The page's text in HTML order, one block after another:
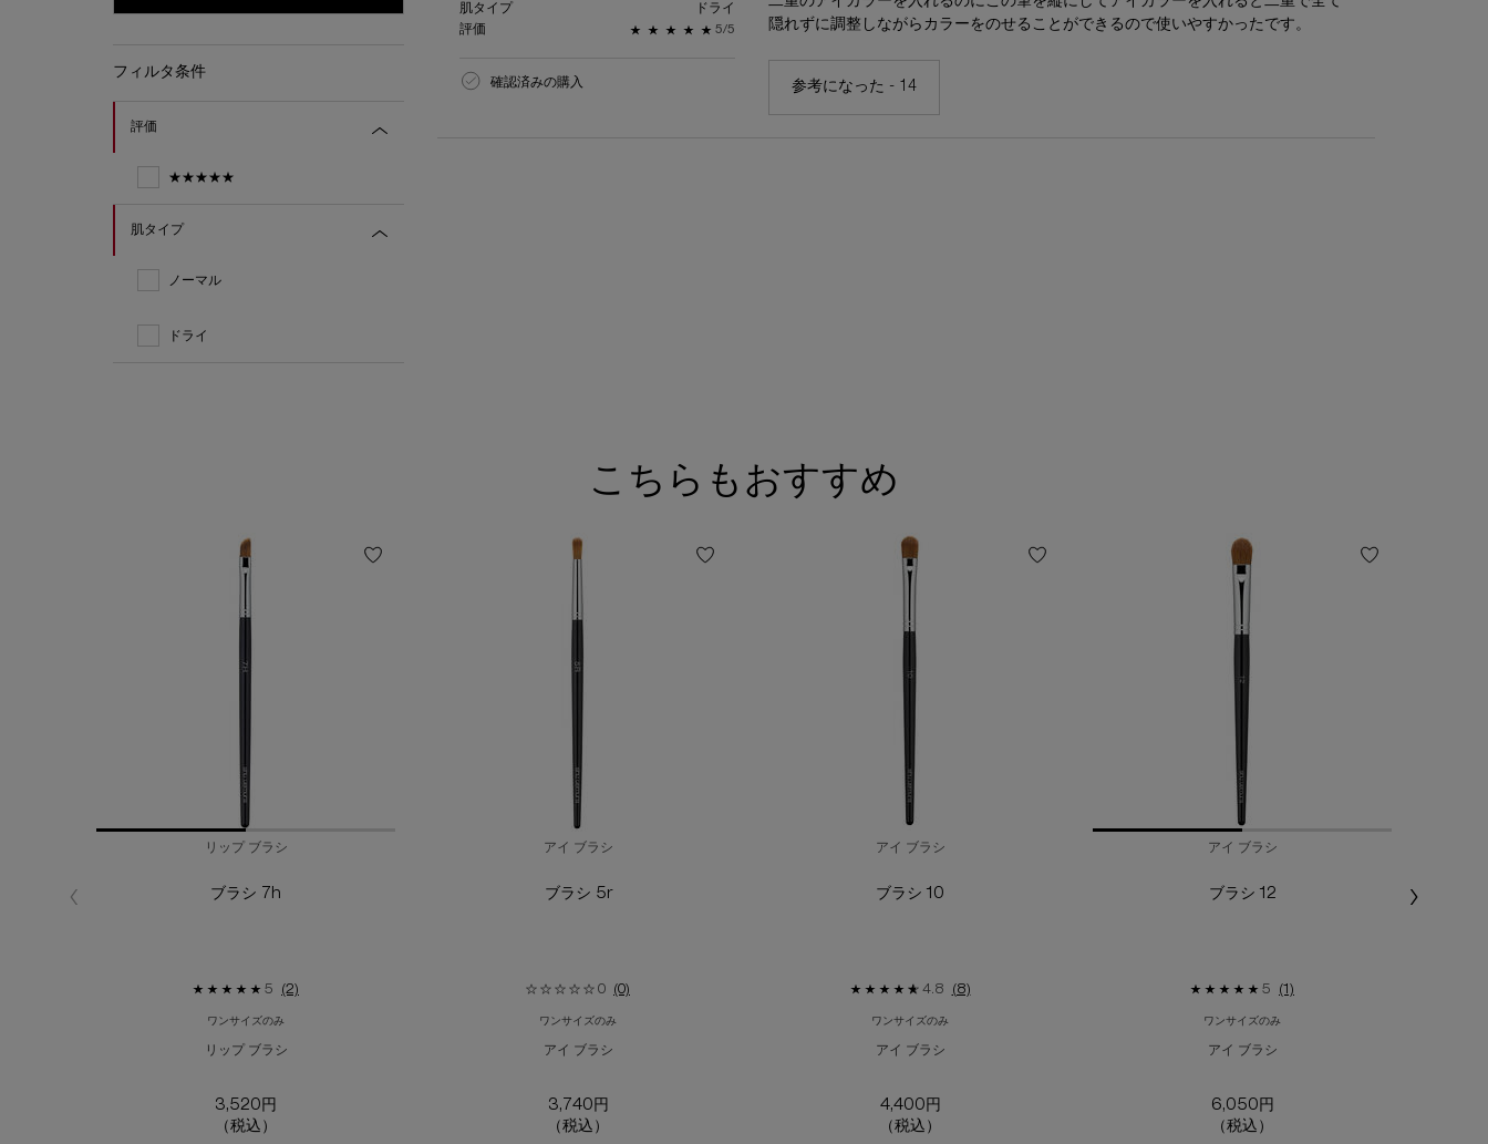
フィルタ条件
評価
★★★★★
肌タイプ
ノーマル
ドライ
肌タイプ
ドライ
評価
5星中5。 5/5
確認済みの購入
隠れずに調整しながらカラーをのせることができるので使いやすかったです。
参考になった - 14
こちらもおすすめ
リップ ブラシ
ブラシ 7h
5 (2)
ワンサイズのみ
リップ ブラシ
3,520円
（税込）
アイ ブラシ
ブラシ 5r
0 (0)
ワンサイズのみ
アイ ブラシ
3,740円
（税込）
アイ ブラシ
ブラシ 10
4.8 (8)
ワンサイズのみ
アイ ブラシ
4,400円
（税込）
アイ ブラシ
ブラシ 12
5 (1)
ワンサイズのみ
アイ ブラシ
6,050円
（税込）